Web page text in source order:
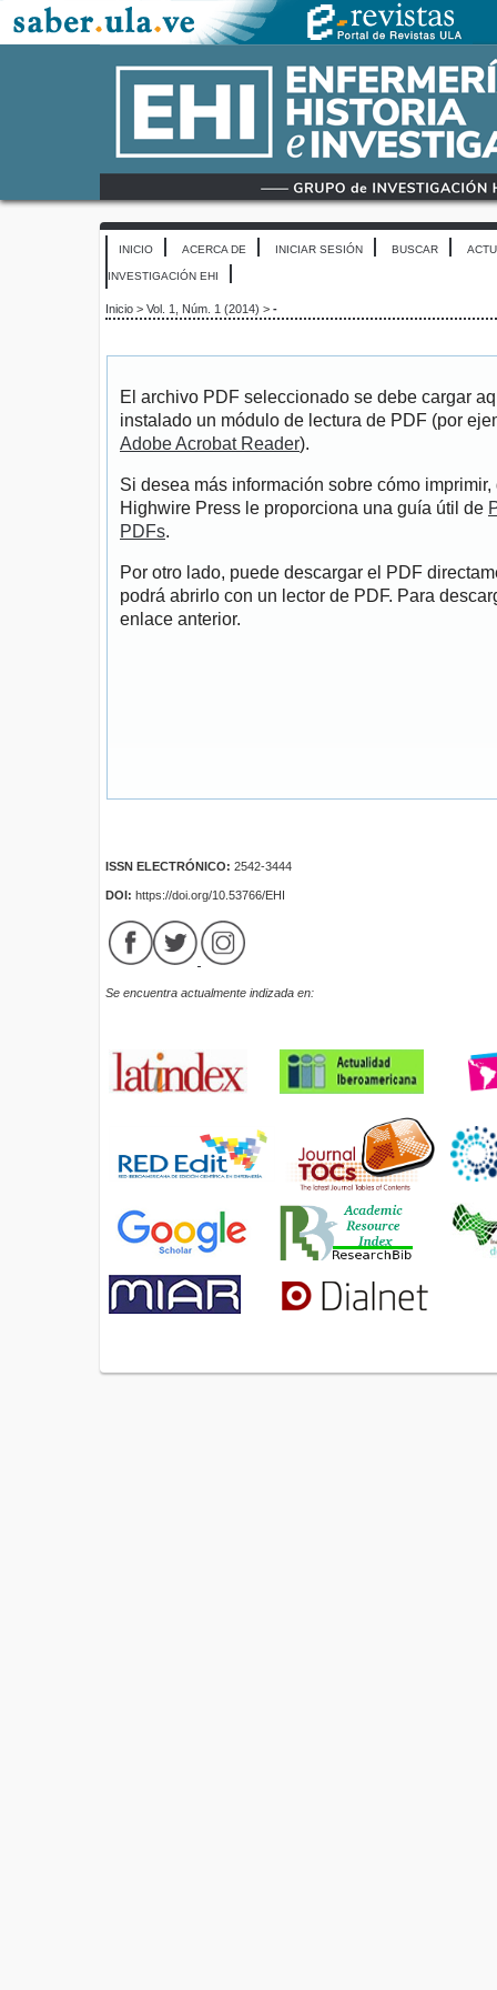
INICIO ACERCA DE INICIAR SESIÓN BUSCAR
INVESTIGACIÓN EHI
Inicio > Vol. 1, Núm. 1 (2014) > -
El archivo PDF seleccionado se debe cargar
instalado un módulo de lectura de PDF (por
Adobe Acrobat Reader).
Si desea más información sobre cómo
Highwire Press le proporciona una guía útil de
PDFs.
Por otro lado, puede descargar el PDF
podrá abrirlo con un lector de PDF. Para
enlace anterior.
ISSN ELECTRÓNICO: 2542-3444
DOI: https://doi.org/10.53766/EHI
Se encuentra actualmente indizada en: